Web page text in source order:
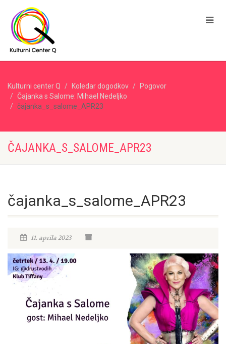
Kulturni center Q Koledar dogodkov
Pogovor
Čajanka s Salome: Mihael Nedeljko
čajanka_s_salome_APR23
ČAJANKA_S_SALOME_APR23
čajanka_s_salome_APR23
11. aprila 2023